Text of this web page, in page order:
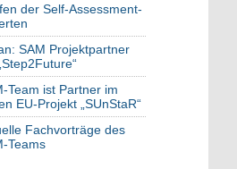
der Self-Assessment-
SAM Projektpartner
Team ist Partner im
EU-Projekt „SUnStaR“
Fachvorträge des
Teams